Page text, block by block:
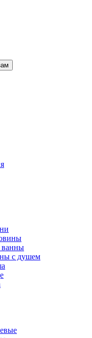
ванны
с душем